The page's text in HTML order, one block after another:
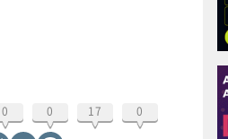
0 0 17 0